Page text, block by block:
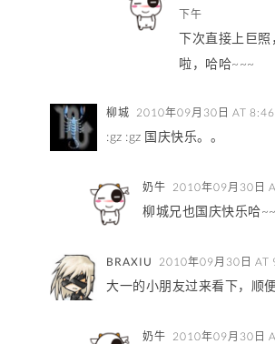
下午
下次直接上巨照
啦，哈哈~~~
柳城 2010年09月30日 AT
:gz :gz 国庆快乐。。
奶牛 2010年09月30日
柳城兄也国庆快乐哈
BRAXIU 2010年09月30日 AT
大一的小朋友过来看下，顺便
奶牛 2010年09月30日